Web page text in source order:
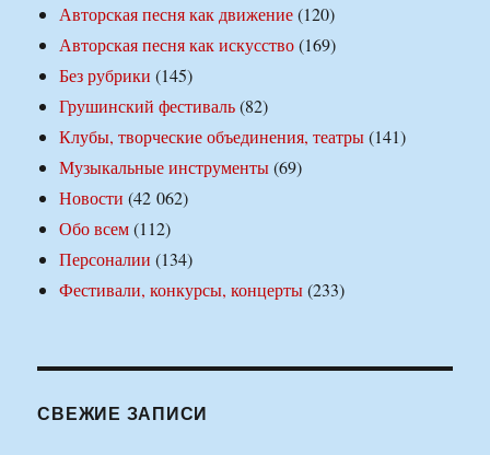
Авторская песня как движение(120)
Авторская песня как искусство(169)
Без рубрики (145)
Грушинский фестиваль(82)
Клубы, творческие объединения, театры(141)
Музыкальные инструменты(69)
Новости (42 062)
Обо всем(112)
Персоналии (134)
Фестивали, конкурсы, концерты(233)
СВЕЖИЕ ЗАПИСИ